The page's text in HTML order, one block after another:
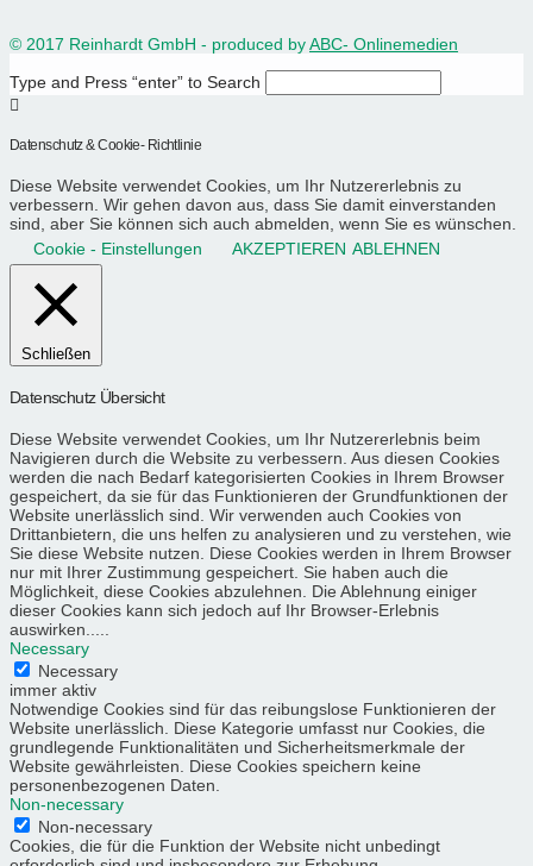
© 2017 Reinhardt GmbH - produced byABC- Onlinemedien
Type and Press “enter” to Search
Datenschutz & Cookie- Richtlinie
Diese Website verwendet Cookies, um Ihr Nutzererlebnis zu
verbessern. Wir gehen davon aus, dass Sie damit einverstanden
sind, aber Sie können sich auch abmelden, wenn Sie es wünschen.
Cookie - Einstellungen
AKZEPTIEREN ABLEHNEN
Schließen
Datenschutz Übersicht
Diese Website verwendet Cookies, um Ihr Nutzererlebnis beim
Navigieren durch die Website zu verbessern. Aus diesen Cookies
werden die nach Bedarf kategorisierten Cookies in Ihrem Browser
gespeichert, da sie für das Funktionieren der Grundfunktionen der
Website unerlässlich sind. Wir verwenden auch Cookies von
Drittanbietern, die uns helfen zu analysieren und zu verstehen, wie
Sie diese Website nutzen. Diese Cookies werden in Ihrem Browser
nur mit Ihrer Zustimmung gespeichert. Sie haben auch die
Möglichkeit, diese Cookies abzulehnen. Die Ablehnung einiger
dieser Cookies kann sich jedoch auf Ihr Browser-Erlebnis
auswirken.....
Necessary
Necessary
immer aktiv
Notwendige Cookies sind für das reibungslose Funktionieren der
Website unerlässlich. Diese Kategorie umfasst nur Cookies, die
grundlegende Funktionalitäten und Sicherheitsmerkmale der
Website gewährleisten. Diese Cookies speichern keine
personenbezogenen Daten.
Non-necessary
Non-necessary
Cookies, die für die Funktion der Website nicht unbedingt